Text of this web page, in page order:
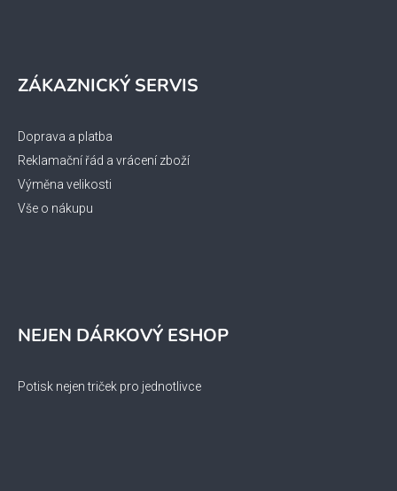
ZÁKAZNICKÝ SERVIS
Doprava a platba
Reklamační řád a vrácení zboží
Výměna velikosti
Vše o nákupu
NEJEN DÁRKOVÝ ESHOP
Potisk nejen triček pro jednotlivce